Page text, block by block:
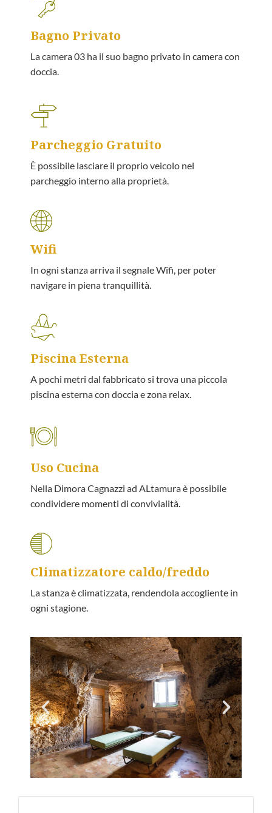
Bagno Privato
La camera 03 ha il suo bagno privato in camera con
doccia.
Parcheggio Gratuito
È possibile lasciare il proprio veicolo nel
parcheggio interno alla proprietà.
Wifi
In ogni stanza arriva il segnale Wifi, per poter
navigare in piena tranquillità.
Piscina Esterna
A pochi metri dal fabbricato si trova una piccola
piscina esterna con doccia e zona relax.
Uso Cucina
Nella Dimora Cagnazzi ad ALtamura è possibile
condividere momenti di convivialità.
Climatizzatore caldo/freddo
La stanza è climatizzata, rendendola accogliente in
ogni stagione.